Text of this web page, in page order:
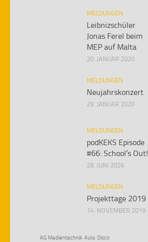
MELDUNGEN
Leibnizschüler
Jonas Ferel beim
MEP auf Malta
20. JANUAR 2020
MELDUNGEN
Neujahrskonzert
29. JANUAR 2020
MELDUNGEN
podKEKS Episode
#66: School’s Out!
28. JUNI 2026
MELDUNGEN
Projekttage 2019
14. NOVEMBER 2019
AG Medientechnik Aula Disco